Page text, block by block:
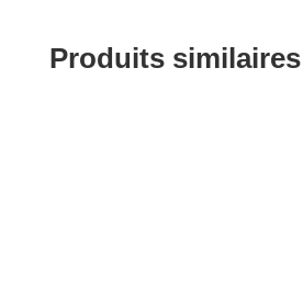
Produits similaires